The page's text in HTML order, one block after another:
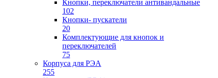
Кнопки, переключатели антивандальные
102
Кнопки- пускатели
20
Комплектующие для кнопок и
переключателей
75
Корпуса для РЭА
255